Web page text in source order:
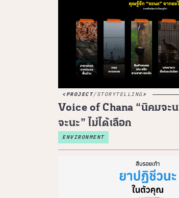
PROJECT/STORYTELLING
Voice of Chana “นิคมจะ
จะนะ” ไม่ได้เลือก
ENVIRONMENT